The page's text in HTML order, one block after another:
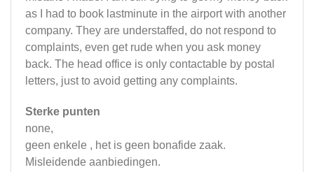
as I had to book lastminute in the airport with another
company. They are understaffed, do not respond to
complaints, even get rude when you ask money
back. The head office is only contactable by postal
letters, just to avoid getting any complaints.
Sterke punten
none,
geen enkele , het is geen bonafide zaak.
Misleidende aanbiedingen.